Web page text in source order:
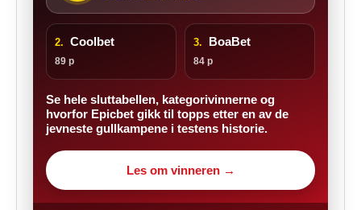
2. Coolbet
89 p
3. BoaBet
84 p
Se hele sluttabellen, kategorivinnerne og
hvorfor Epicbet gikk til topps etter en av de
jevneste gullkampene i testens historie.
Les om vinneren →